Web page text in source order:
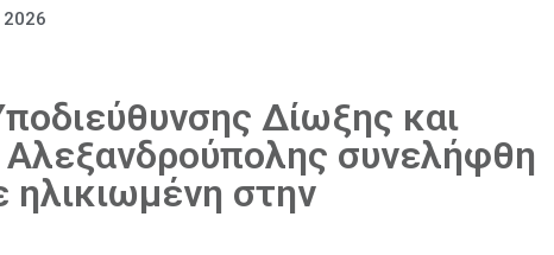
Δίωξης και
Αλεξανδρούπολης συνελήφθη
στην